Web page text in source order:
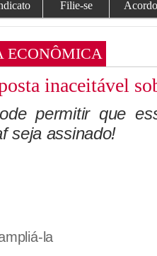
Filie-se
ECONÔMICA
inaceitável
permitir que
seja assinado!
la